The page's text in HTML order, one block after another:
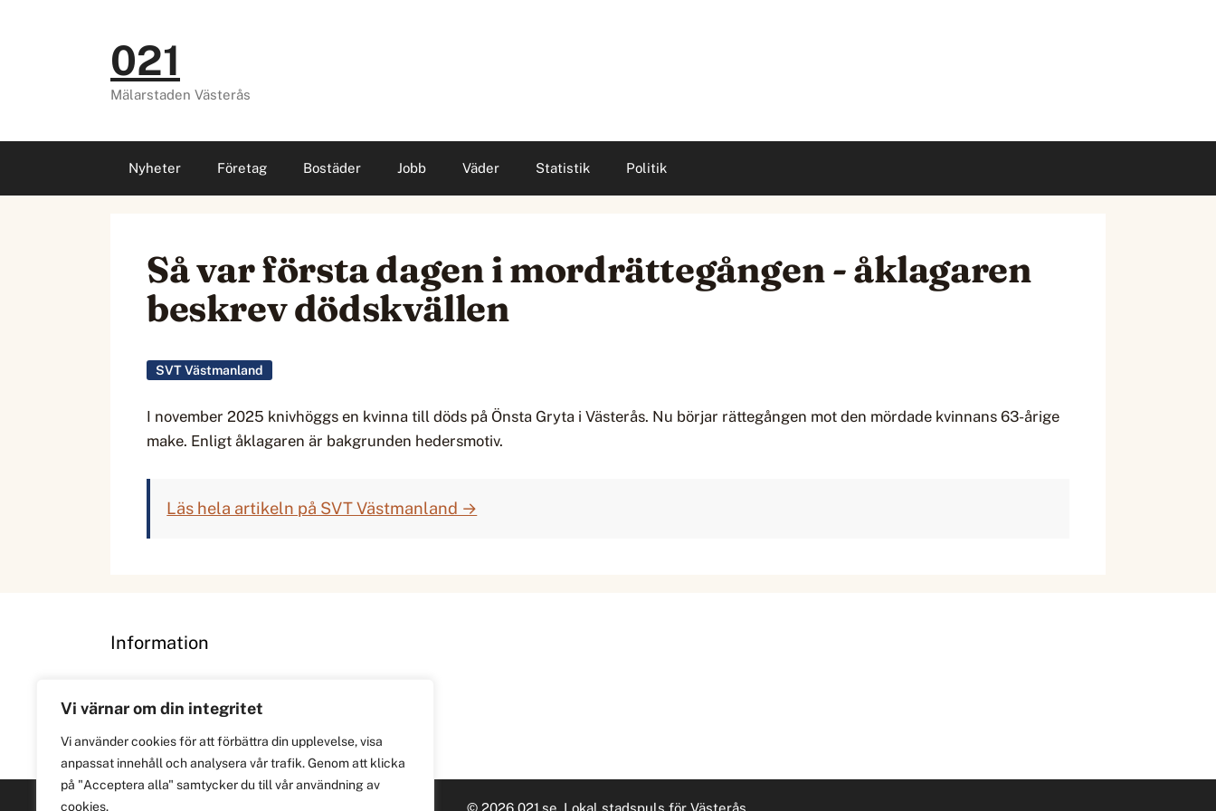
Vi värnar om din integritet
Vi använder cookies för att förbättra din upplevelse, visa
anpassat innehåll och analysera vår trafik. Genom att klicka
på "Acceptera alla" samtycker du till vår användning av
cookies.
021
Mälarstaden Västerås
Nyheter Företag Bostäder Jobb Väder Statistik Politik
Så var första dagen i mordrättegången - åklagaren
beskrev dödskvällen
SVT Västmanland
I november 2025 knivhöggs en kvinna till döds på Önsta Gryta i Västerås. Nu börjar rättegången mot den mördade kvinnans 63-årige
make. Enligt åklagaren är bakgrunden hedersmotiv.
Läs hela artikeln på SVT Västmanland →
Information